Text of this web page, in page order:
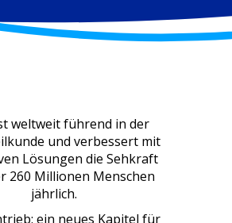
weltweit führend in der
und verbessert mit
Lösungen die Sehkraft
260 Millionen Menschen
jährlich.
ein neues Kapitel für